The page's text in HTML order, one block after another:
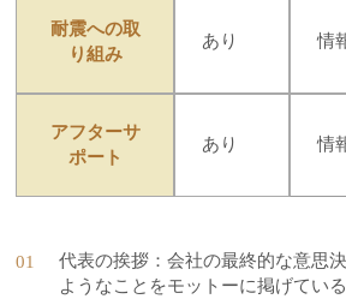
耐震への取
り組み
あり 情
アフターサ
ポート
あり 情
代表の挨拶：会社の最終的な意思
ようなことをモットーに掲げてい